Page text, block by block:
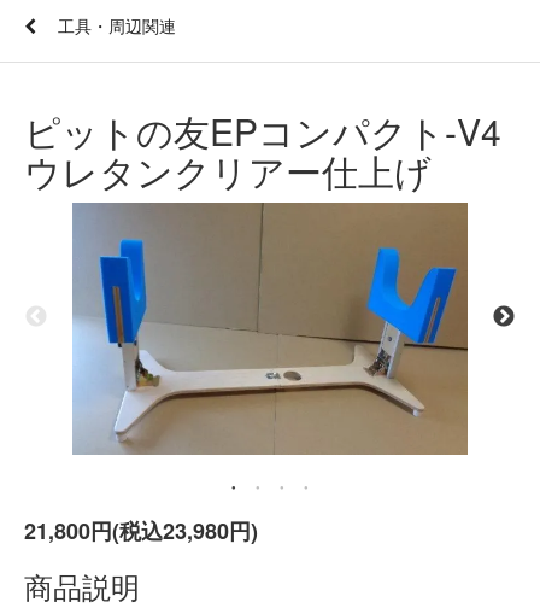
工具・周辺関連
ピットの友EPコンパクト-V4
ウレタンクリアー仕上げ
21,800円(税込23,980円)
商品説明